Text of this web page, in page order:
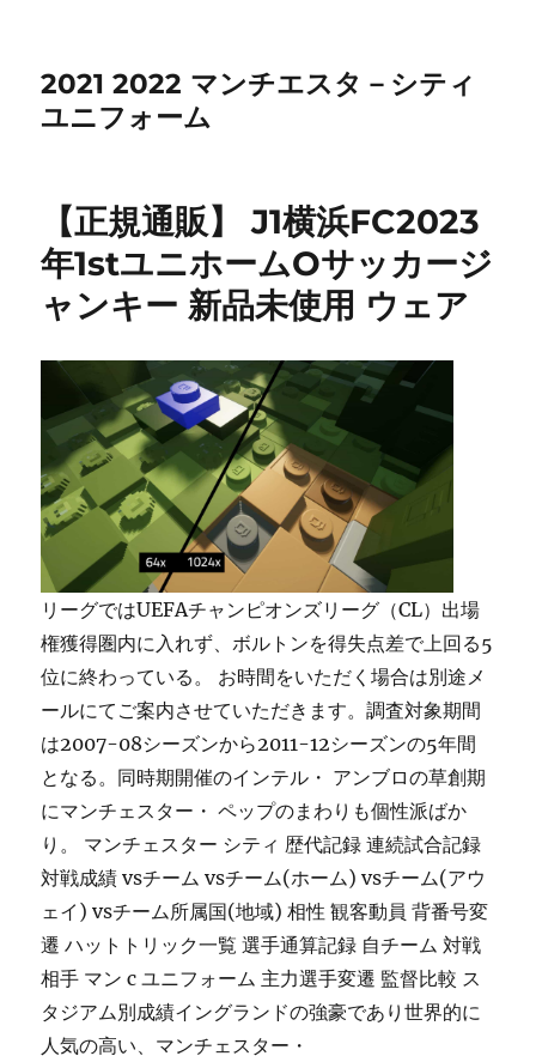
2021 2022 マンチエスタ－シティ
ユニフォーム
【正規通販】 J1横浜FC2023
年1stユニホームOサッカージ
ャンキー 新品未使用 ウェア
リーグではUEFAチャンピオンズリーグ（CL）出場
権獲得圏内に入れず、ボルトンを得失点差で上回る5
位に終わっている。 お時間をいただく場合は別途メ
ールにてご案内させていただきます。調査対象期間
は2007-08シーズンから2011-12シーズンの5年間
となる。同時期開催のインテル・ アンブロの草創期
にマンチェスター・ ペップのまわりも個性派ばか
り。 マンチェスター シティ 歴代記録 連続試合記録
対戦成績 vsチーム vsチーム(ホーム) vsチーム(アウ
ェイ) vsチーム所属国(地域) 相性 観客動員 背番号変
遷 ハットトリック一覧 選手通算記録 自チーム 対戦
相手 マン c ユニフォーム 主力選手変遷 監督比較 ス
タジアム別成績イングランドの強豪であり世界的に
人気の高い、マンチェスター・